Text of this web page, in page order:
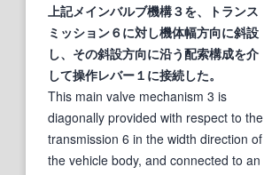
上記メインバルブ機構３を、トランス
ミッション６に対し機体幅方向に斜設
し、その斜設方向に沿う配索構成を介
して操作レバー１に接続した。
This main valve mechanism 3 is
diagonally provided with respect to the
transmission 6 in the width direction of
the vehicle body, and connected to an